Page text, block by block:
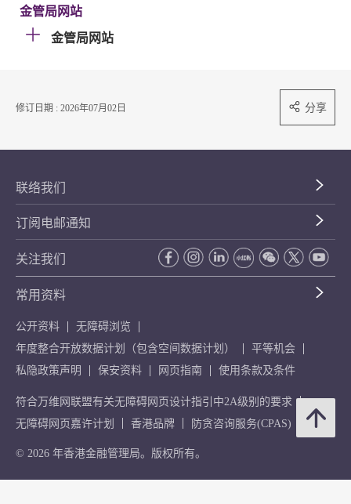
金管局网站
金管局网站
修订日期 : 2026年07月02日 分享
联络我们
订阅电邮通知
关注我们
常用资料
公开资料
无障碍浏览
年度整合开放数据计划（包含空间数据计划）
平等机会
私隐政策声明
保安资料 网页指南 使用条款及条件
符合万维网联盟有关无障碍网页设计指引中2A级别的要求
无障碍网页嘉许计划
香港品牌 防贪咨询服务(CPAS)
© 2026 年香港金融管理局。版权所有。